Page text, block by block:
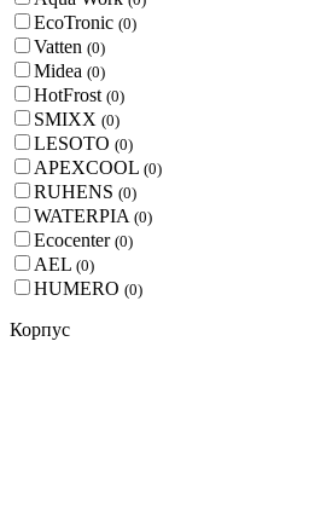
EcoTronic (0)
Vatten (0)
Midea (0)
HotFrost (0)
SMIXX (0)
LESOTO (0)
APEXCOOL (0)
RUHENS (0)
WATERPIA (0)
Ecocenter (0)
AEL (0)
HUMERO (0)
Корпус